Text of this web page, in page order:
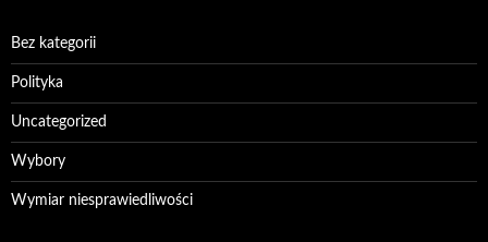
Bez kategorii
Polityka
Uncategorized
Wybory
Wymiar niesprawiedliwości